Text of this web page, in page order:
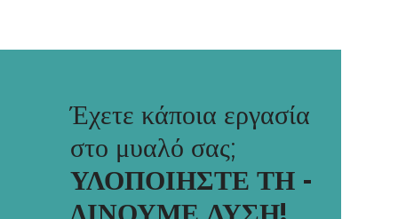
Έχετε κάποια εργασία
στο μυαλό σας;
ΥΛΟΠΟΙΗΣΤΕ ΤΗ -